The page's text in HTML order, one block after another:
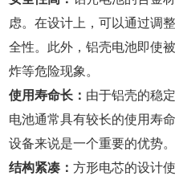
虑。在设计上，可以通过调
全性。此外，铝壳电池即使
炸等危险现象。
使用寿命长： 由于铝壳的稳
电池通常具有较长的使用寿
设备来说是一个重要的优势。
结构紧凑：方形电芯的设计